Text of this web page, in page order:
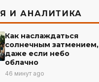
И АНАЛИТИКА
Как наслаждаться
солнечным затмением,
даже если небо
облачно
46 минут ago